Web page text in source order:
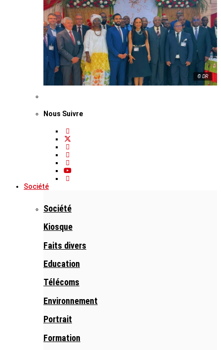
© DR
Nous Suivre
Société
Société
Kiosque
Faits divers
Education
Télécoms
Environnement
Portrait
Formation